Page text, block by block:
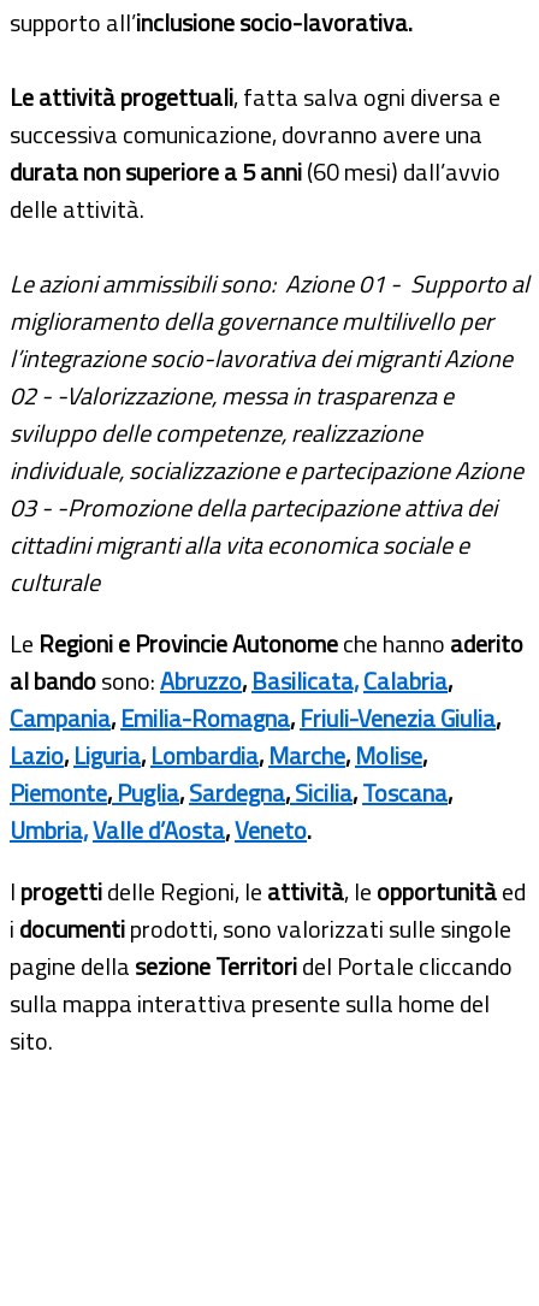
supporto all’inclusione socio-lavorativa.
Le attività progettuali, fatta salva ogni diversa e
successiva comunicazione, dovranno avere una
durata non superiore a 5 anni(60 mesi) dall’avvio
delle attività.
Le azioni ammissibili sono: Azione 01 - Supporto al
miglioramento della governance multilivello per
l’integrazione socio-lavorativa dei migrantiAzione
02 - -Valorizzazione, messa in trasparenza e
sviluppo delle competenze, realizzazione
individuale, socializzazione e partecipazioneAzione
03 - -Promozione della partecipazione attiva dei
cittadini migranti alla vita economica sociale e
culturale
Le Regioni e Provincie Autonomeche hannoaderito
al bandosono:Abruzzo,Basilicata,Calabria,
Campania,Emilia-Romagna,Friuli-Venezia Giulia,
Lazio,Liguria,Lombardia,Marche,Molise,
Piemonte,Puglia,Sardegna,Sicilia,Toscana,
Umbria,Valle d’Aosta,Veneto.
Iprogettidelle Regioni, leattività,leopportunitàed
idocumentiprodotti, sono valorizzati sulle singole
pagine dellasezione Territoridel Portale cliccando
sulla mappa interattiva presente sulla home del
sito.